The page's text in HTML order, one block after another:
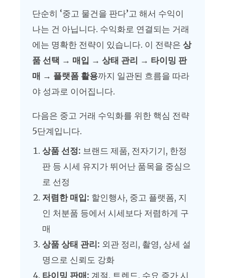
단순히 ‘중고 물건을 판다’고 해서 수익이
나는 건 아닙니다. 수익화로 연결되는 거래
에는 명확한 전략이 있습니다. 이 전략은상
품 선택 → 매입 → 상태 관리 → 타이밍 판
매 → 플랫폼 활용까지 일관된 흐름을 따라
야 성과로 이어집니다.
다음은 중고 거래 수익화를 위한 핵심 전략
5단계입니다.
상품 선정: 브랜드 제품, 전자기기, 한정
판 등 시세 유지가 뛰어난 품목을 중심으
로 선정
저렴한 매입: 할인행사, 중고 플랫폼, 지
인 처분품 등에서 시세보다 저렴하게 구
매
상품 상태 관리: 외관 정리, 촬영, 상세 설
명으로 신뢰도 강화
타이밍 판매: 계절, 트렌드, 수요 증가 시